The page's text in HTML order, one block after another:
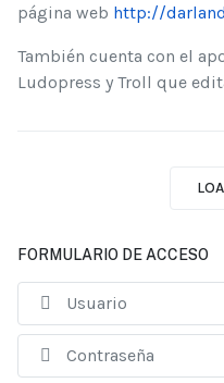
página web http://
También cuenta con el
Ludopress y Troll que
FORMULARIO DE ACCESO